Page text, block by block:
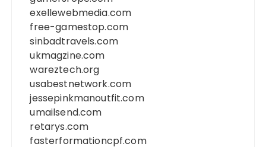
exellewebmedia.com
free-gamestop.com
sinbadtravels.com
ukmagzine.com
wareztech.org
usabestnetwork.com
jessepinkmanoutfit.com
umailsend.com
retarys.com
fasterformationcpf.com